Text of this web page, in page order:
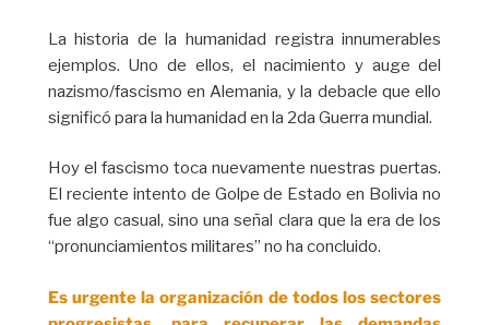
La historia de la humanidad registra innumerables
ejemplos. Uno de ellos, el nacimiento y auge del
nazismo/fascismo en Alemania, y la debacle que ello
significó para la humanidad en la 2da Guerra mundial.
Hoy el fascismo toca nuevamente nuestras puertas.
El reciente intento de Golpe de Estado en Bolivia no
fue algo casual, sino una señal clara que la era de los
“pronunciamientos militares” no ha concluido.
Es urgente la organización de todos los sectores